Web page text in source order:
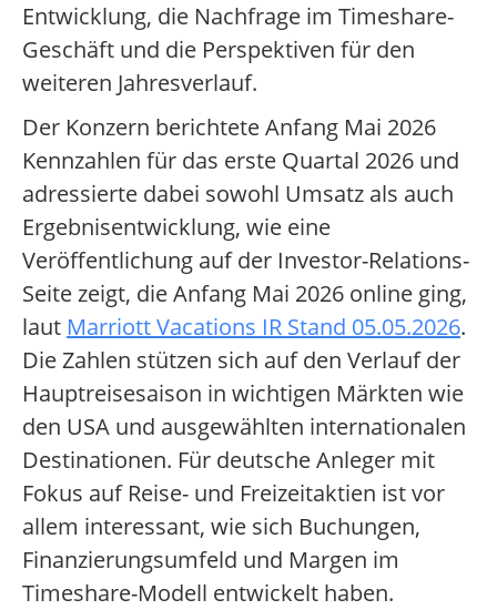
Entwicklung, die Nachfrage im Timeshare-
Geschäft und die Perspektiven für den
weiteren Jahresverlauf.
Der Konzern berichtete Anfang Mai 2026
Kennzahlen für das erste Quartal 2026 und
adressierte dabei sowohl Umsatz als auch
Ergebnisentwicklung, wie eine
Veröffentlichung auf der Investor-Relations-
Seite zeigt, die Anfang Mai 2026 online ging,
laut Marriott Vacations IR Stand 05.05.2026.
Die Zahlen stützen sich auf den Verlauf der
Hauptreisesaison in wichtigen Märkten wie
den USA und ausgewählten internationalen
Destinationen. Für deutsche Anleger mit
Fokus auf Reise- und Freizeitaktien ist vor
allem interessant, wie sich Buchungen,
Finanzierungsumfeld und Margen im
Timeshare-Modell entwickelt haben.